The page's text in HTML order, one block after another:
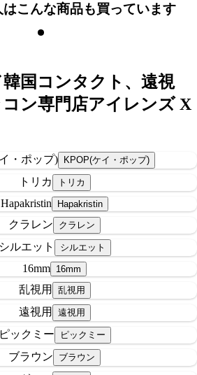
こんな商品も買っています
韓国コンタクト、遠視
ン専門店アイレンズ X
・ポップ)
トリカ
Hapakristin
クラレン
シルエット
16mm
乱視用
遠視用
ピックミー
ブラウン